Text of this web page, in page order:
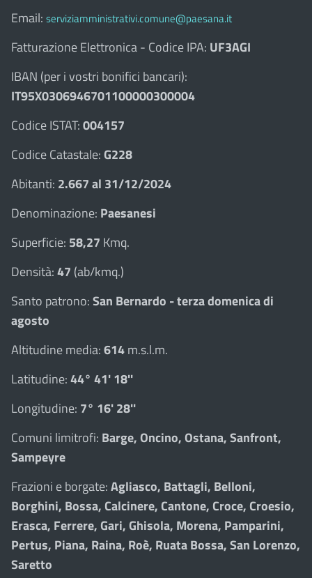
Email: serviziamministrativi.comune@paesana.it
Fatturazione Elettronica - Codice IPA: UF3AGI
IBAN (per i vostri bonifici bancari):
IT95X0306946701100000300004
Codice ISTAT:004157
Codice Catastale:G228
Abitanti: 2.667 al 31/12/2024
Denominazione: Paesanesi
Superficie: 58,27 Kmq.
Densità:47 (ab/kmq.)
Santo patrono:San Bernardo - terza domenica di
agosto
Altitudine media:614m.s.l.m.
Latitudine:44° 41' 18''
Longitudine: 7° 16' 28''
Comuni limitrofi: Barge, Oncino, Ostana, Sanfront,
Sampeyre
Frazioni e borgate:Agliasco, Battagli, Belloni,
Borghini, Bossa, Calcinere, Cantone, Croce, Croesio,
Erasca, Ferrere, Gari, Ghisola, Morena, Pamparini,
Pertus, Piana, Raina, Roè, Ruata Bossa, San Lorenzo,
Saretto